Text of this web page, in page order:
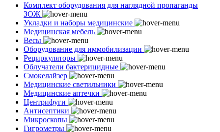
Комплект оборудования для наглядной пропаганды
ЗОЖ
Укладки и наборы медицинские
Медицинская мебель
Весы
Оборудование для иммобилизации
Рециркуляторы
Облучатели бактерицидные
Смокелайзер
Медицинские светильники
Медицинские аптечки
Центрифуги
Антисептики
Микроскопы
Гигрометры